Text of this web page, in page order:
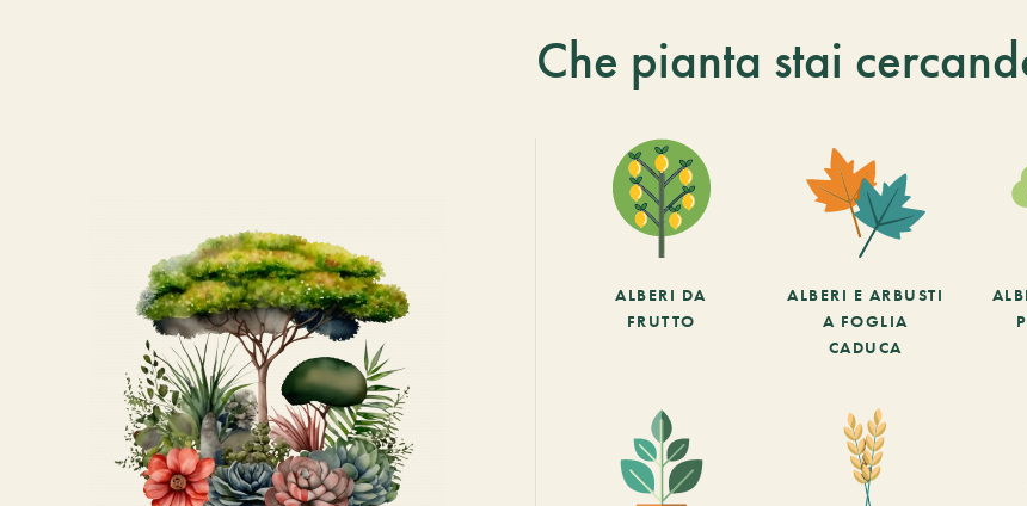
Che pianta stai
ALBERI DA
FRUTTO
ALBERI E ARBUSTI
A FOGLIA
CADUCA